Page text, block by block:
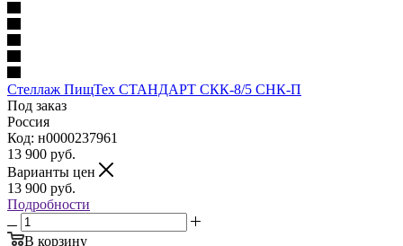
Стеллаж ПищТех СТАНДАРТ СКК-8/5 СНК-П
Под заказ
Россия
Код: н0000237961
13 900 руб.
Варианты цен
13 900 руб.
Подробности
В корзину